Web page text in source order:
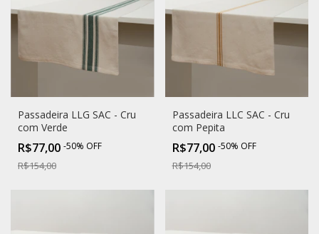
Passadeira LLG SAC - Cru
com Verde
R$77,00 -50% OFF
R$154,00
Passadeira LLC SAC - Cru
com Pepita
R$77,00 -50% OFF
R$154,00